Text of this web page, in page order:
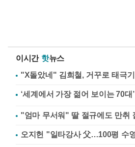
이시간 핫뉴스
"X돌았네" 김희철, 거꾸로 태극
"엄마 무서워" 딸 절규에도 만취
오지헌 "일타강사 父…100평 수